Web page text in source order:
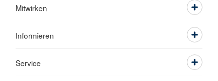
Mitwirken
Informieren
Service